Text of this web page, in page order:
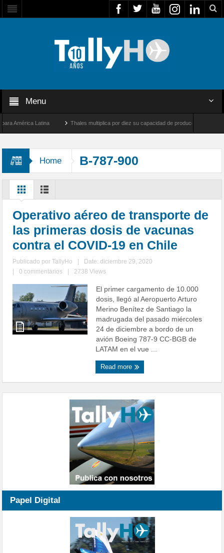
Menu
Latina Thales multiplica por diez su capacidad de producción de radares
Home B-787-900
Operativo aéreo de transporte de
las primeras dosis de vacunas
contra el COVID-19 en Chile
Publicado porTallyHo
Date: diciembre 29, 2020
0 commentarios 2738 Views
El primer cargamento de 10.000
dosis, llegó al Aeropuerto Arturo
Merino Benítez de Santiago la
madrugada del pasado miércoles
24 de diciembre a bordo de un
avión Boeing 787-9 CC-BGB de
LATAM en el vue ...
Read more
Papel Digital